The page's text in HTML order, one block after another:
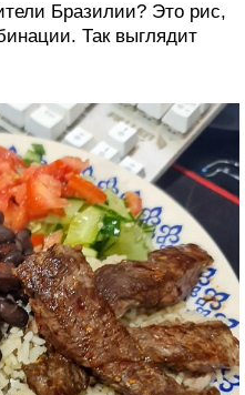
Бразилии? Это рис,
Так выглядит